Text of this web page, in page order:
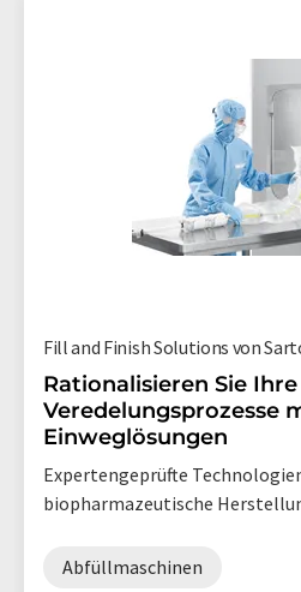
Fill and Finish Solutions von
Rationalisieren Sie
Veredelungsprozesse
Einweglösungen
Expertengeprüfte
biopharmazeutische
Abfüllmaschinen